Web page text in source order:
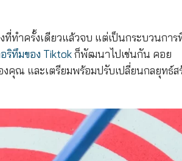
งที่ทำครั้งเดียวแล้วจบ แต่เป็นกระบวนการ
ริทึมของ Tiktokก็พัฒนาไปเช่นกัน คอย
งคุณ และเตรียมพร้อมปรับเปลี่ยนกลยุทธ์ส